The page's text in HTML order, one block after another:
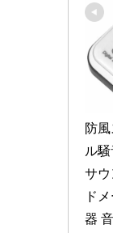
防
ル
サウ
ド
器